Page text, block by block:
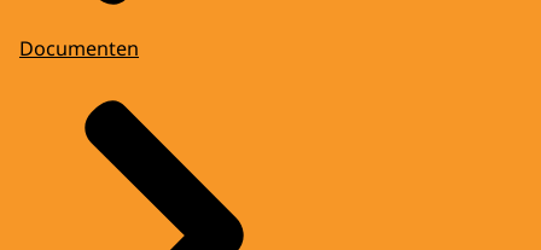
Documenten